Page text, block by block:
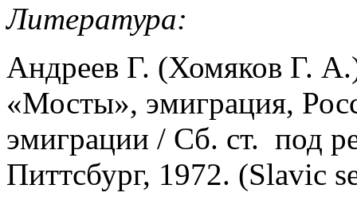
Литература:
Андреев Г. (Хомяков Г.
«Мосты», эмиграция,
эмиграции / Сб. ст. под
Питтсбург, 1972. (Slavic